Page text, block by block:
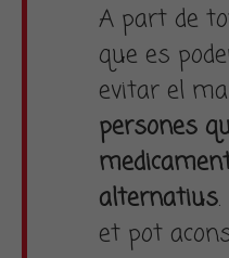
A part de
que es
evitar el
persones
alternatius
et pot